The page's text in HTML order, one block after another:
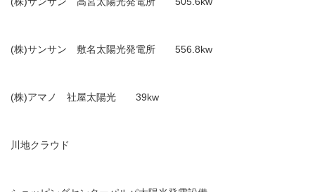
(株)サンサン 敷名太陽光発電所 556.8kw
(株)アマノ 社屋太陽光 39kw
川地クラウド